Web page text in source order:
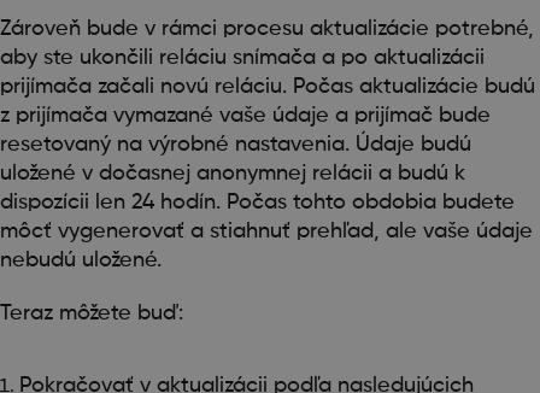
Zároveň bude v rámci procesu aktualizácie potrebné,
aby ste ukončili reláciu snímača a po aktualizácii
prijímača začali novú reláciu. Počas aktualizácie budú
z prijímača vymazané vaše údaje a prijímač bude
resetovaný na výrobné nastavenia. Údaje budú
uložené v dočasnej anonymnej relácii a budú k
dispozícii len 24 hodín. Počas tohto obdobia budete
môcť vygenerovať a stiahnuť prehľad, ale vaše údaje
nebudú uložené.
Teraz môžete buď:
Pokračovať v aktualizácii podľa nasledujúcich